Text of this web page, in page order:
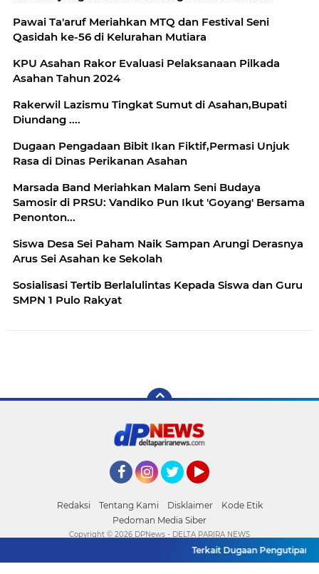
Pawai Ta'aruf Meriahkan MTQ dan Festival Seni
Qasidah ke-56 di Kelurahan Mutiara
KPU Asahan Rakor Evaluasi Pelaksanaan Pilkada
Asahan Tahun 2024
Rakerwil Lazismu Tingkat Sumut di Asahan,Bupati
Diundang ....
Dugaan Pengadaan Bibit Ikan Fiktif,Permasi Unjuk
Rasa di Dinas Perikanan Asahan
Marsada Band Meriahkan Malam Seni Budaya
Samosir di PRSU: Vandiko Pun Ikut 'Goyang' Bersama
Penonton...
Siswa Desa Sei Paham Naik Sampan Arungi Derasnya
Arus Sei Asahan ke Sekolah
Sosialisasi Tertib Berlalulintas Kepada Siswa dan Guru
SMPN 1 Pulo Rakyat
Redaksi Tentang Kami Disklaimer
Kode Etik
Pedoman Media Siber
Terkait Dugaan
Copyright © 2026 DPNews - DELTA PARIRA NEWS